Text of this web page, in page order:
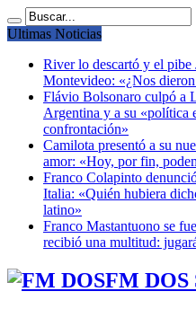
Ultimas Noticias
River lo descartó y el pibe
Montevideo: «¿Nos
Flávio Bolsonaro culpó a
Argentina y a su «política
confrontación»
Camilota presentó a su
amor: «Hoy, por fin,
Franco Colapinto
Italia: «Quién hubiera
latino»
Franco Mastantuono se
recibió una multitud:
FM